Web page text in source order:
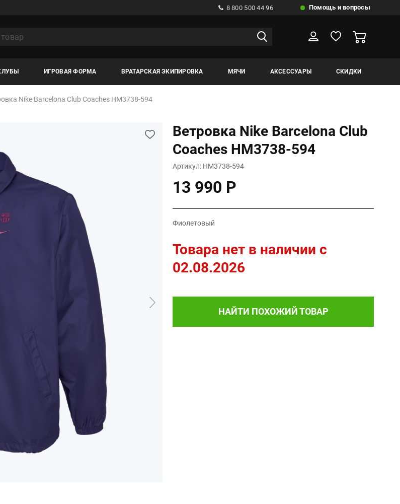
8 800 500 44 96 Помощь и вопросы
ИГРОВАЯ ФОРМА ВРАТАРСКАЯ ЭКИПИРОВКА МЯЧИ АКСЕССУАРЫ СКИДКИ
Nike Barcelona Club Coaches HM3738-594
Ветровка Nike Barcelona Club
Coaches HM3738-594
Артикул: HM3738-594
13 990 Р
Фиолетовый
Товара нет в наличии c
02.08.2026
НАЙТИ ПОХОЖИЙ ТОВАР